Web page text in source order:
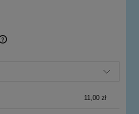
kosztów płatności
11,00 zł